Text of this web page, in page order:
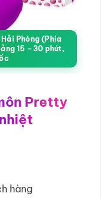
Phòng (Phía
15 - 30 phút,
Pretty
hàng